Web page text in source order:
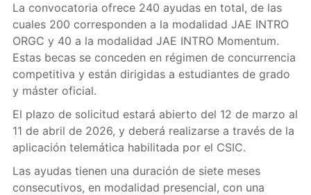
La convocatoria ofrece 240 ayudas en total, de las
cuales 200 corresponden a la modalidad JAE INTRO
ORGC y 40 a la modalidad JAE INTRO Momentum.
Estas becas se conceden en régimen de concurrencia
competitiva y están dirigidas a estudiantes de grado
y máster oficial.
El plazo de solicitud estará abierto del 12 de marzo al
11 de abril de 2026, y deberá realizarse a través de la
aplicación telemática habilitada por el CSIC.
Las ayudas tienen una duración de siete meses
consecutivos, en modalidad presencial, con una